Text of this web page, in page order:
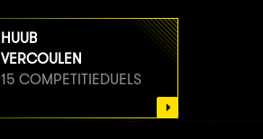
HUUB
VERCOULEN
15 COMPETITIEDUELS